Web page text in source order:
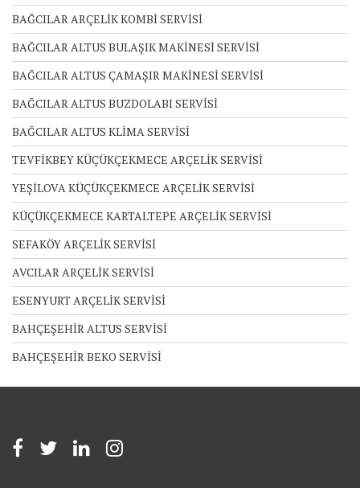
BAĞCILAR ARÇELİK KOMBİ SERVİSİ
BAĞCILAR ALTUS BULAŞIK MAKİNESİ SERVİSİ
BAĞCILAR ALTUS ÇAMAŞIR MAKİNESİ SERVİSİ
BAĞCILAR ALTUS BUZDOLABI SERVİSİ
BAĞCILAR ALTUS KLİMA SERVİSİ
TEVFİKBEY KÜÇÜKÇEKMECE ARÇELİK SERVİSİ
YEŞİLOVA KÜÇÜKÇEKMECE ARÇELİK SERVİSİ
KÜÇÜKÇEKMECE KARTALTEPE ARÇELİK SERVİSİ
SEFAKÖY ARÇELİK SERVİSİ
AVCILAR ARÇELİK SERVİSİ
ESENYURT ARÇELİK SERVİSİ
BAHÇEŞEHİR ALTUS SERVİSİ
BAHÇEŞEHİR BEKO SERVİSİ